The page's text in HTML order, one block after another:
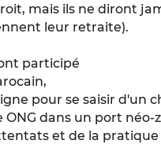
mais ils ne diront
leur retraite).
participé
pour se saisir d'un
dans un port néo-
et de la